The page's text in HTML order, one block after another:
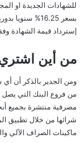
للشهادات الجديدة او
بسعر 16.25%
إسترداد قيمة الشهادة
من أين
ومن الجدير بالذكر أن
مصرفية منتشرة بجميع
ماكينات الصراف الآلي والتي